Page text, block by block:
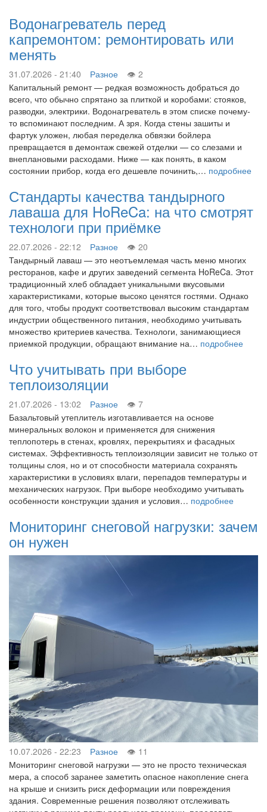
Водонагреватель перед
капремонтом: ремонтировать или
менять
31.07.2026 - 21:40 Разное
2
Капитальный ремонт — редкая возможность добраться до
всего, что обычно спрятано за плиткой и коробами: стояков,
разводки, электрики. Водонагреватель в этом списке почему-
то вспоминают последним. А зря. Когда стены зашиты и
фартук уложен, любая переделка обвязки бойлера
превращается в демонтаж свежей отделки — со слезами и
внеплановыми расходами. Ниже — как понять, в каком
состоянии прибор, когда его дешевле починить,… подробнее
Стандарты качества тандырного
лаваша для HoReCa: на что смотрят
технологи при приёмке
22.07.2026 - 22:12 Разное
20
Тандырный лаваш — это неотъемлемая часть меню многих
ресторанов, кафе и других заведений сегмента HoReCa. Этот
традиционный хлеб обладает уникальными вкусовыми
характеристиками, которые высоко ценятся гостями. Однако
для того, чтобы продукт соответствовал высоким стандартам
индустрии общественного питания, необходимо учитывать
множество критериев качества. Технологи, занимающиеся
приемкой продукции, обращают внимание на… подробнее
Что учитывать при выборе
теплоизоляции
21.07.2026 - 13:02 Разное
7
Базальтовый утеплитель изготавливается на основе
минеральных волокон и применяется для снижения
теплопотерь в стенах, кровлях, перекрытиях и фасадных
системах. Эффективность теплоизоляции зависит не только от
толщины слоя, но и от способности материала сохранять
характеристики в условиях влаги, перепадов температуры и
механических нагрузок. При выборе необходимо учитывать
особенности конструкции здания и условия… подробнее
Мониторинг снеговой нагрузки: зачем
он нужен
10.07.2026 - 22:23 Разное
11
Мониторинг снеговой нагрузки — это не просто техническая
мера, а способ заранее заметить опасное накопление снега
на крыше и снизить риск деформации или повреждения
здания. Современные решения позволяют отслеживать